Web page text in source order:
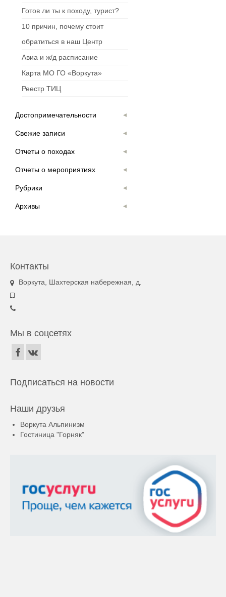
Готов ли ты к походу, турист?
10 причин, почему стоит
обратиться в наш Центр
Авиа и ж/д расписание
Карта МО ГО «Воркута»
Реестр ТИЦ
Достопримечательности
Свежие записи
Отчеты о походах
Отчеты о мероприятиях
Рубрики
Архивы
Контакты
Воркута, Шахтерская набережная, д.
Мы в соцсетях
Подписаться на новости
Наши друзья
Воркута Альпинизм
Гостиница "Горняк"